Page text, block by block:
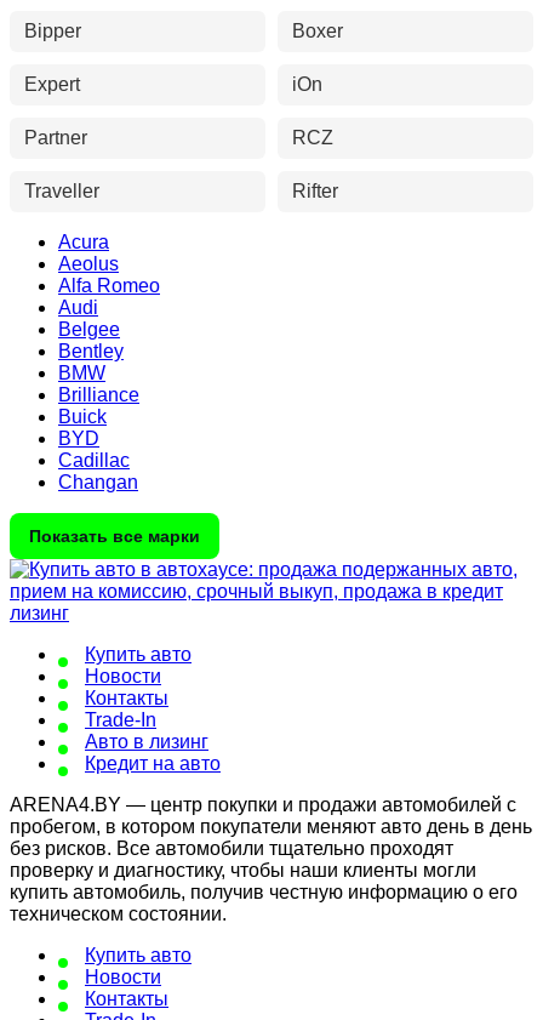
Bipper Boxer
Expert iOn
Partner RCZ
Traveller Rifter
Acura
Aeolus
Alfa Romeo
Audi
Belgee
Bentley
BMW
Brilliance
Buick
BYD
Cadillac
Changan
Показать все марки
Купить авто
Новости
Контакты
Trade-In
Авто в лизинг
Кредит на авто
ARENA4.BY — центр покупки и продажи автомобилей с
пробегом, в котором покупатели меняют авто день в день
без рисков. Все автомобили тщательно проходят
проверку и диагностику, чтобы наши клиенты могли
купить автомобиль, получив честную информацию о его
техническом состоянии.
Купить авто
Новости
Контакты